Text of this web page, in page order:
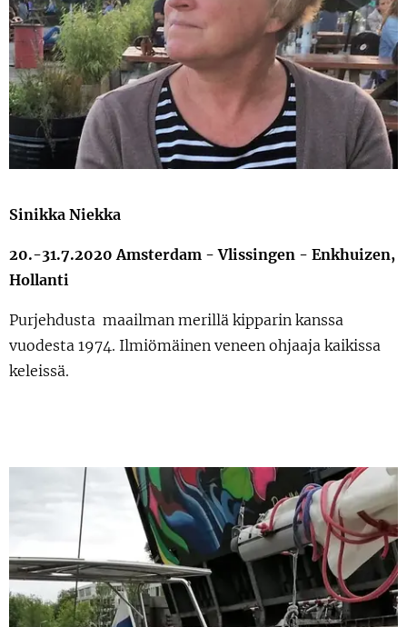
Sinikka Niekka
20.-31.7.2020 Amsterdam - Vlissingen - Enkhuizen,
Hollanti
Purjehdusta maailman merillä kipparin kanssa
vuodesta 1974. Ilmiömäinen veneen ohjaaja kaikissa
keleissä.